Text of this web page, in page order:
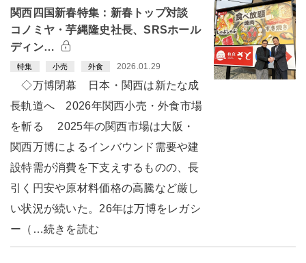
関西四国新春特集：新春トップ対談
コノミヤ・芋縄隆史社長、SRSホール
ディン…
特集 小売 外食 2026.01.29
◇万博閉幕 日本・関西は新たな成
長軌道へ 2026年関西小売・外食市場
を斬る 2025年の関西市場は大阪・
関西万博によるインバウンド需要や建
設特需が消費を下支えするものの、長
引く円安や原材料価格の高騰など厳し
い状況が続いた。26年は万博をレガシ
ー（…続きを読む